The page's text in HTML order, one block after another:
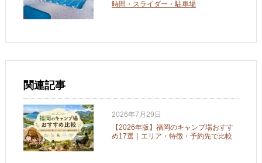
時間・スライダー・駐車場
関連記事
2026年7月29日
【2026年版】福岡のキャンプ場おすす
め17選｜エリア・特徴・予約先で比較